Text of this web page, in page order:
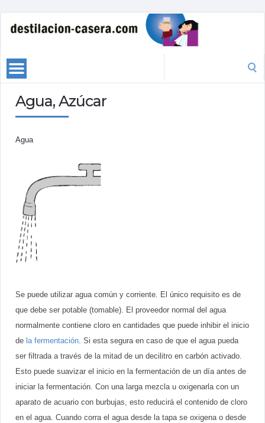
Agua, Azúcar
Agua
Se puede utilizar agua común y corriente. El único requisito es de
que debe ser potable (tomable). El proveedor normal del agua
normalmente contiene cloro en cantidades que puede inhibir el inicio
de la fermentación. Si esta segura en caso de que el agua pueda
ser filtrada a través de la mitad de un decilitro en carbón activado.
Esto puede suavizar el inicio en la fermentación de un día antes de
iniciar la fermentación. Con una larga mezcla u oxigenarla con un
aparato de acuario con burbujas, esto reducirá el contenido de cloro
en el agua. Cuando corra el agua desde la tapa se oxigena o desde